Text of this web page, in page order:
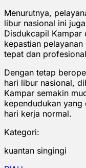
Menurutnya,
libur nasional ini
Disdukcapil Kampar
kepastian
tepat dan
Dengan tetap
hari libur nasional,
Kampar semakin
kependudukan yang
hari kerja normal.
Kategori:
kuantan singingi